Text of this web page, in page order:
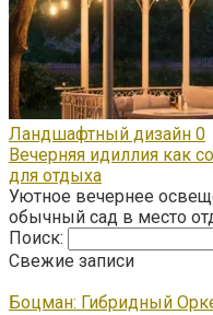
Ландшафтный дизайн 0
Вечерняя идиллия как
для отдыха
Уютное вечернее
обычный сад в место
Поиск:
Свежие записи
Боцман: Гибридный